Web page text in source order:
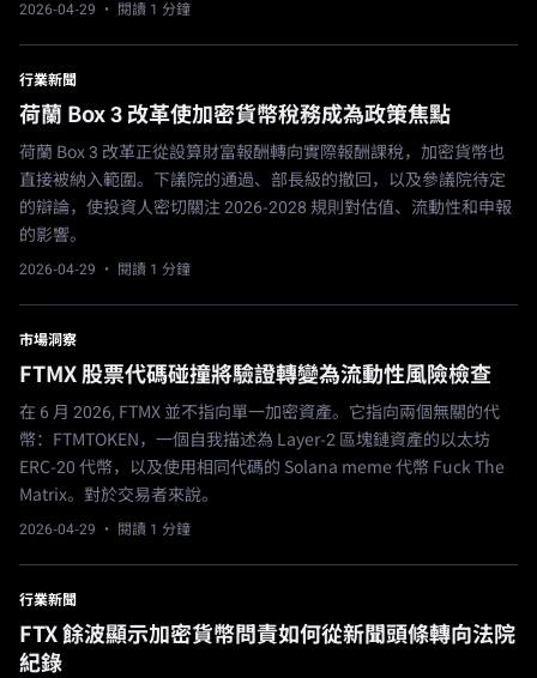
2026-04-29 · 閱讀 1 分鐘
行業新聞
荷蘭 Box 3 改革使加密貨幣稅務成為政策焦點
荷蘭 Box 3 改革正從設算財富報酬轉向實際報酬課稅，加密貨幣也
直接被納入範圍。下議院的通過、部長級的撤回，以及參議院待定
的辯論，使投資人密切關注 2026-2028 規則對估值、流動性和申報
的影響。
2026-04-29 · 閱讀 1 分鐘
市場洞察
FTMX 股票代碼碰撞將驗證轉變為流動性風險檢查
在 6 月 2026, FTMX 並不指向單一加密資產。它指向兩個無關的代
幣：FTMTOKEN，一個自我描述為 Layer-2 區塊鏈資產的以太坊
ERC-20 代幣，以及使用相同代碼的 Solana meme 代幣 Fuck The
Matrix。對於交易者來說。
2026-04-29 · 閱讀 1 分鐘
行業新聞
FTX 餘波顯示加密貨幣問責如何從新聞頭條轉向法院
紀錄